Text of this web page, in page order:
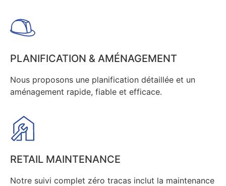
PLANIFICATION & AMÉNAGEMENT
Nous proposons une planification détaillée et un
aménagement rapide, fiable et efficace.
RETAIL MAINTENANCE
Notre suivi complet zéro tracas inclut la maintenance